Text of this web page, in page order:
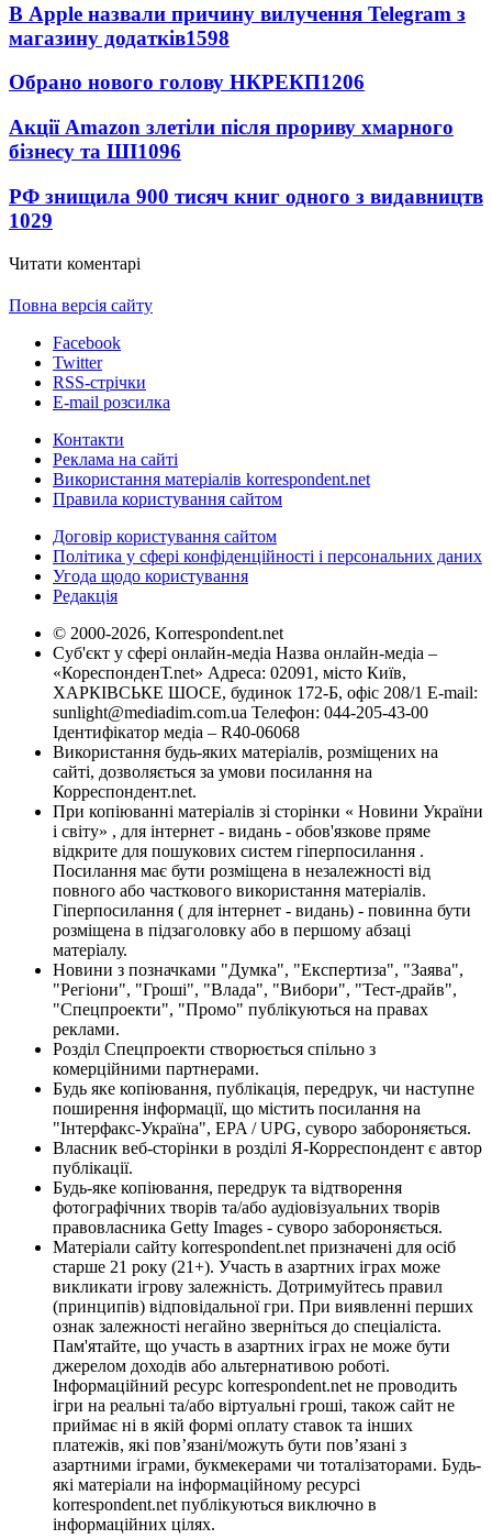
В Apple назвали причину вилучення Telegram з
магазину додатків1598
Обрано нового голову НКРЕКП1206
Акції Amazon злетіли після прориву хмарного
бізнесу та ШІ1096
РФ знищила 900 тисяч книг одного з видавництв
1029
Читати коментарі
Повна версія сайту
Facebook
Twitter
RSS-стрічки
E-mail розсилка
Контакти
Реклама на сайті
Використання матеріалів korrespondent.net
Правила користування сайтом
Договір користування сайтом
Політика у сфері конфіденційності і персональних даних
Угода щодо користування
Редакція
© 2000-2026, Korrespondent.net
Суб'єкт у сфері онлайн-медіа Назва онлайн-медіа –
«КореспонденТ.net» Адреса: 02091, місто Київ,
ХАРКІВСЬКЕ ШОСЕ, будинок 172-Б, офіс 208/1 E-mail:
sunlight@mediadim.com.ua Телефон: 044-205-43-00
Ідентифікатор медіа – R40-06068
Використання будь-яких матеріалів, розміщених на
сайті, дозволяється за умови посилання на
Корреспондент.net.
При копіюванні матеріалів зі сторінки « Новини України
і світу» , для інтернет - видань - обов'язкове пряме
відкрите для пошукових систем гіперпосилання .
Посилання має бути розміщена в незалежності від
повного або часткового використання матеріалів.
Гіперпосилання ( для інтернет - видань) - повинна бути
розміщена в підзаголовку або в першому абзаці
матеріалу.
Новини з позначками "Думка", "Експертиза", "Заява",
"Регіони", "Гроші", "Влада", "Вибори", "Тест-драйв",
"Спецпроекти", "Промо" публікуються на правах
реклами.
Розділ Спецпроекти створюється спільно з
комерційними партнерами.
Будь яке копіювання, публікація, передрук, чи наступне
поширення інформації, що містить посилання на
"Інтерфакс-Україна", EPA / UPG, суворо забороняється.
Власник веб-сторінки в розділі Я-Корреспондент є автор
публікації.
Будь-яке копіювання, передрук та відтворення
фотографічних творів та/або аудіовізуальних творів
правовласника Getty Images - суворо забороняється.
Матеріали сайту korrespondent.net призначені для осіб
старше 21 року (21+). Участь в азартних іграх може
викликати ігрову залежність. Дотримуйтесь правил
(принципів) відповідальної гри. При виявленні перших
ознак залежності негайно зверніться до спеціаліста.
Пам'ятайте, що участь в азартних іграх не може бути
джерелом доходів або альтернативою роботі.
Інформаційний ресурс korrespondent.net не проводить
ігри на реальні та/або віртуальні гроші, також сайт не
приймає ні в якій формі оплату ставок та інших
платежів, які пов’язані/можуть бути пов’язані з
азартними іграми, букмекерами чи тоталізаторами. Будь-
які матеріали на інформаційному ресурсі
korrespondent.net публікуються виключно в
інформаційних цілях.